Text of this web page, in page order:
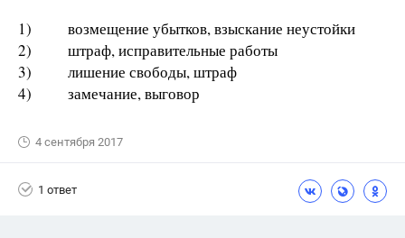
1) возмещение убытков, взыскание неустойки
2) штраф, исправительные работы
3) лишение свободы, штраф
4) замечание, выговор
4 сентября 2017
1 ответ